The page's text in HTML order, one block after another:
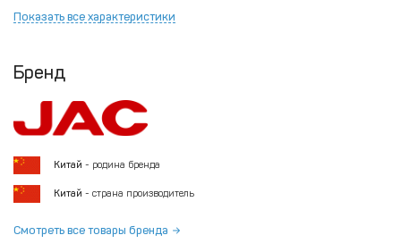
Показать все характеристики
Бренд
Китай - родина бренда
Китай - страна производитель
Смотреть все товары бренда